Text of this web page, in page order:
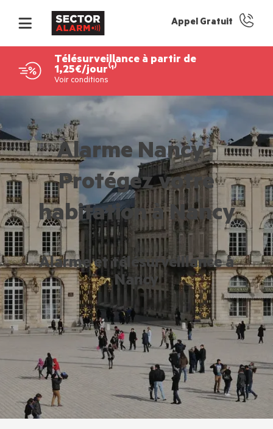
Appel Gratuit
Télésurveillance à partir de
1,25€/jour⁽¹⁾
Voir conditions
Alarme Nancy -
Protégez votre
habitation à Nancy
Alarme et télésurveillance à
Nancy